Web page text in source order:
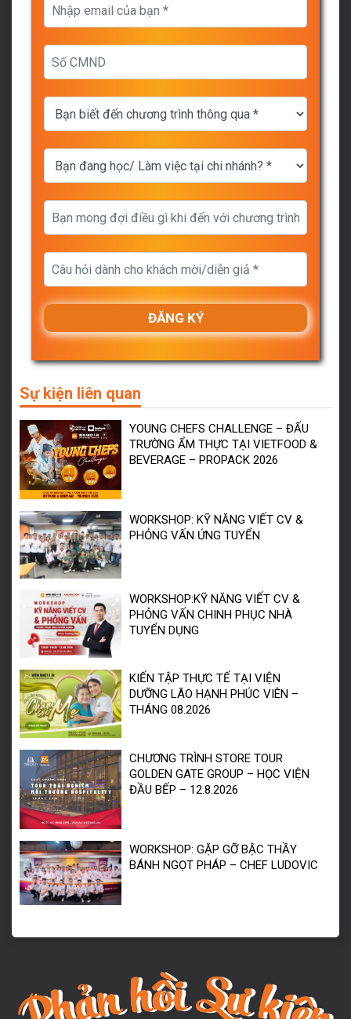
Sự kiện liên quan
YOUNG CHEFS CHALLENGE – ĐẤU
TRƯỜNG ẨM THỰC TẠI VIETFOOD &
BEVERAGE – PROPACK 2026
WORKSHOP: KỸ NĂNG VIẾT CV &
PHỎNG VẤN ỨNG TUYỂN
WORKSHOP:KỸ NĂNG VIẾT CV &
PHỎNG VẤN CHINH PHỤC NHÀ
TUYỂN DỤNG
KIẾN TẬP THỰC TẾ TẠI VIỆN
DƯỠNG LÃO HẠNH PHÚC VIÊN –
THÁNG 08.2026
CHƯƠNG TRÌNH STORE TOUR
GOLDEN GATE GROUP – HỌC VIỆN
ĐẦU BẾP – 12.8.2026
WORKSHOP: GẶP GỠ BẬC THẦY
BÁNH NGỌT PHÁP – CHEF LUDOVIC